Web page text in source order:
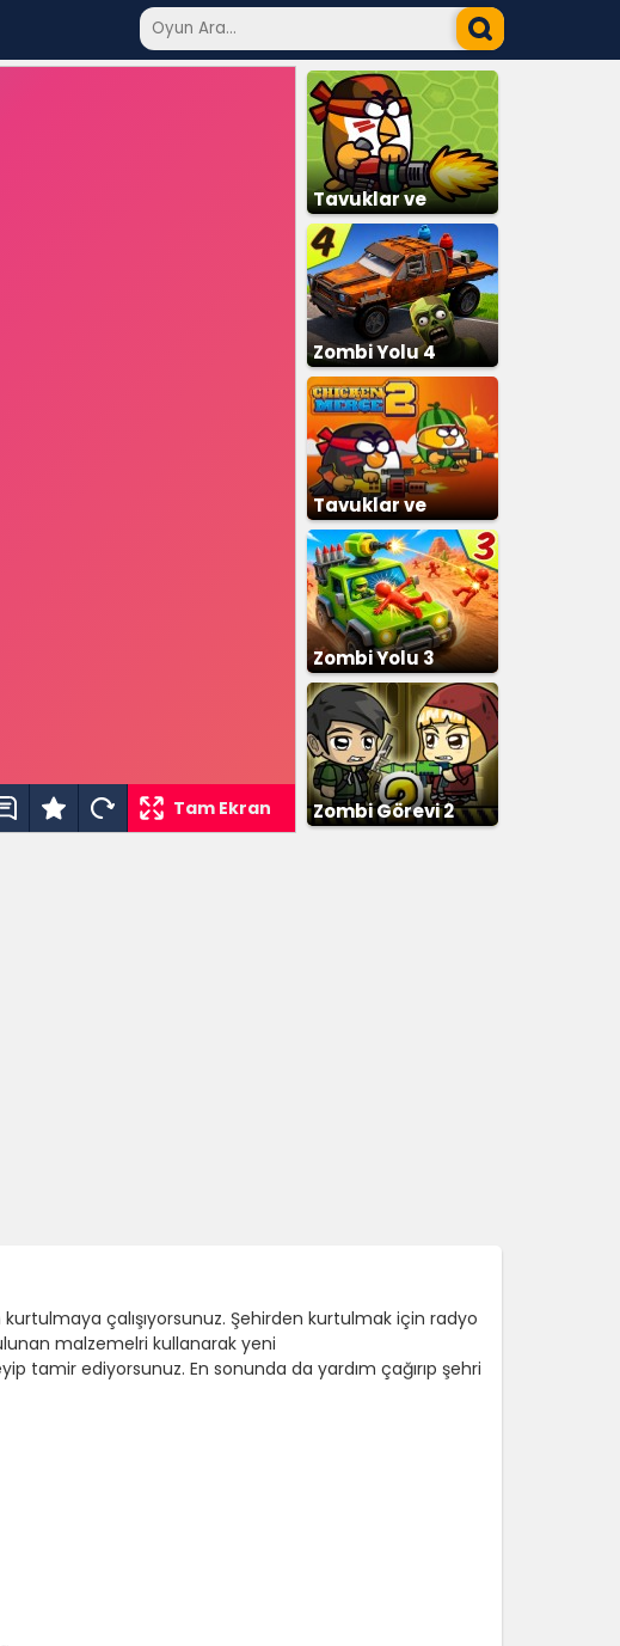
Tam Ekran
Tavuklar ve
Zombiler
Zombi Yolu 4
Tavuklar ve
Zombiler 2
Zombi Yolu 3
Zombi Görevi 2
çalışıyorsunuz. Şehirden kurtulmak için radyo
malzemelri kullanarak yeni
tamir ediyorsunuz. En sonunda da yardım çağırıp şehri